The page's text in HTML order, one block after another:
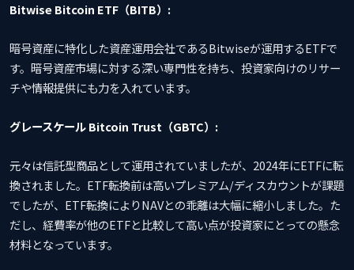
Bitwise Bitcoin ETF（BITB）:
暗号資産に特化した資産運用会社であるBitwiseが運用するETFで
す。暗号資産市場に対する深い専門性を持ち、投資家向けのリサー
チや情報提供にも力を入れています。
グレースケール Bitcoin Trust（GBTC）:
元々は信託型商品として運用されていましたが、2024年にETFに転
換されました。ETF転換前は高いプレミアム/ディスカウントが課題
でしたが、ETF転換によりNAVとの乖離は大幅に縮小しました。た
だし、経費率が他のETFと比較して高い点が投資家にとっての懸念
材料となっています。